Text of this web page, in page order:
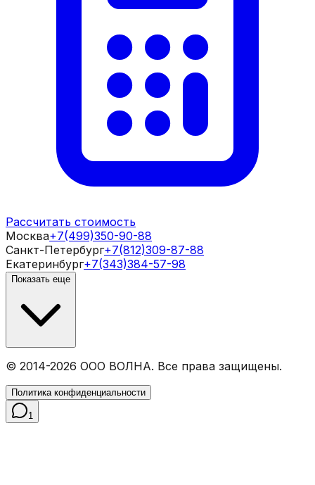
Рассчитать стоимость
Москва+7(499)350-90-88
Санкт-Петербург+7(812)309-87-88
Екатеринбург+7(343)384-57-98
Показать еще
© 2014-2026 ООО ВОЛНА. Все права защищены.
Политика конфиденциальности
1